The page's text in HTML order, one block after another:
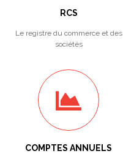
RCS
Le registre du commerce et des
sociétés
COMPTES ANNUELS